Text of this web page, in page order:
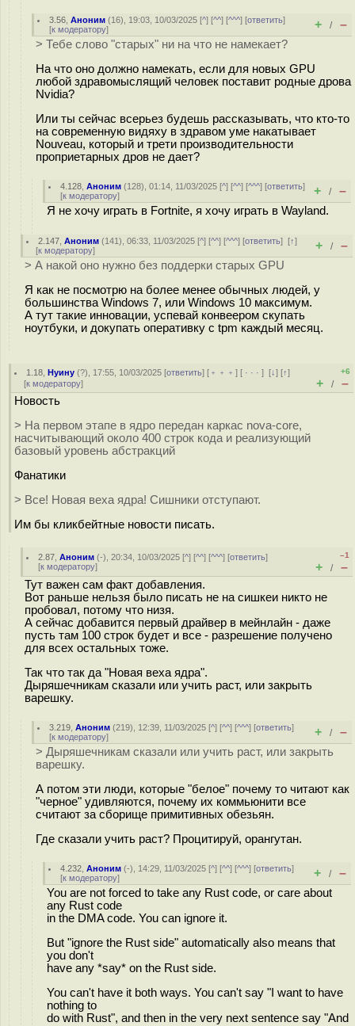
3.56 ,Аноним (16), 19:03, 10/03/2025 [^] [^^] [^^^] [ответить]
[к модератору] + / –
> Тебе слово "старых" ни на что не намекает?
На что оно должно намекать, если для новых GPU
любой здравомыслящий человек поставит родные дрова
Nvidia?
Или ты сейчас всерьез будешь рассказывать, что кто-то
на современную видяху в здравом уме накатывает
Nouveau, который и трети производительности
проприетарных дров не дает?
4.128 ,Аноним (128), 01:14, 11/03/2025 [^] [^^] [^^^] [ответить]
[к модератору] + / –
Я не хочу играть в Fortnite, я хочу играть в Wayland.
2.147 ,Аноним (141), 06:33, 11/03/2025 [^] [^^] [^^^] [ответить][↑]
[к модератору] + / –
> А накой оно нужно без поддерки старых GPU
Я как не посмотрю на более менее обычных людей, у
большинства Windows 7, или Windows 10 максимум.
А тут такие инновации, успевай конвеером скупать
ноутбуки, и докупать оперативку с tpm каждый месяц.
1.18 ,Нуину (?), 17:55, 10/03/2025 [ответить] [ ﹢﹢﹢] [ · · ·][↓] [↑]
[к модератору]
+6
+ / –
Новость
> На первом этапе в ядро передан каркас nova-core,
насчитывающий около 400 строк кода и реализующий
базовый уровень абстракций
Фанатики
> Все! Новая веха ядра! Сишники отступают.
Им бы кликбейтные новости писать.
2.87 ,Аноним (-), 20:34, 10/03/2025 [^] [^^] [^^^] [ответить]
[к модератору]
–1
+ / –
Тут важен сам факт добавления.
Вот раньше нельзя было писать не на сишкеи никто не
пробовал, потому что низя.
А сейчас добавится первый драйвер в мейнлайн - даже
пусть там 100 строк будет и все - разрешение получено
для всех остальных тоже.
Так что так да "Новая веха ядра".
Дыряшечникам сказали или учить раст, или закрыть
варешку.
3.219 ,Аноним (219), 12:39, 11/03/2025 [^] [^^] [^^^] [ответить]
[к модератору] + / –
> Дыряшечникам сказали или учить раст, или закрыть
варешку.
А потом эти люди, которые "белое" почему то читают как
"черное" удивляются, почему их коммьюнити все
считают за сборище примитивных обезьян.
Где сказали учить раст? Процитируй, орангутан.
4.232 ,Аноним (-), 14:29, 11/03/2025 [^] [^^] [^^^] [ответить]
[к модератору] + / –
You are not forced to take any Rust code, or care about
any Rust code
in the DMA code. You can ignore it.
But "ignore the Rust side" automatically also means that
you don't
have any *say* on the Rust side.
You can't have it both ways. You can't say "I want to have
nothing to
do with Rust", and then in the very next sentence say "And